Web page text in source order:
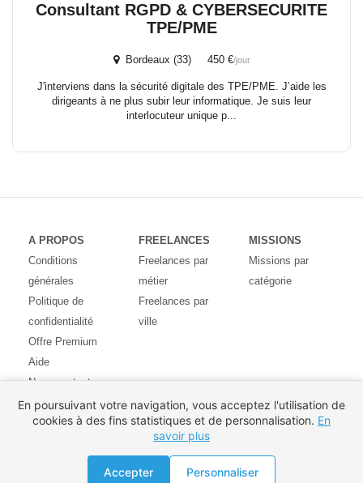
Consultant RGPD & CYBERSECURITE
TPE/PME
Bordeaux (33) 450 €/jour
J'interviens dans la sécurité digitale des TPE/PME. J’aide les
dirigeants à ne plus subir leur informatique. Je suis leur
interlocuteur unique p...
Proposer une mission
A PROPOS
Conditions
générales
Politique de
confidentialité
Offre Premium
Aide
Nous contacter
Avis des
utilisateurs
FREELANCES
Freelances par
métier
Freelances par
ville
MISSIONS
Missions par
catégorie
En poursuivant votre navigation, vous acceptez l'utilisation de
cookies à des fins statistiques et de personnalisation. En
savoir plus
Accepter Personnaliser